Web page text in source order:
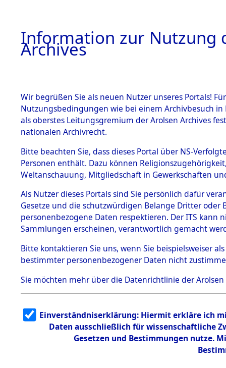
BESTÄNDE
1.
Inhaftierungsdoku
mente
1.2.9 Beim ITS
Effekten
1.2.9.1
Effekten aus
dem KZ
Dachau
1.2.9.2
Effekten aus
dem KZ
Bayerisches
1.2.9.3
Effekten aus
dem KZ
Neuengamm
0008
Information zur Nutzung
Archives
Wir begrüßen Sie als neuen Nutzer unseres Portals!
Nutzungsbedingungen wie bei einem Archivbesuch
als oberstes Leitungsgremium der Arolsen Archives
nationalen Archivrecht.
Bitte beachten Sie, dass dieses Portal über NS-
Personen enthält. Dazu können
Weltanschauung, Mitgliedschaft in Gewerkschaften
Als Nutzer dieses Portals sind Sie persönlich dafür
Gesetze und die schutzwürdigen Belange Dritter
personenbezogene Daten respektieren. Der ITS
Sammlungen erscheinen, verantwortlich gemacht
Bitte kontaktieren Sie uns, wenn Sie beispielsweiser
bestimmter personenbezogener Daten nicht
Sie möchten mehr über die Datenrichtlinie der Arolsen
Einverständniserklärung: Hiermit erkläre ich
Daten ausschließlich für wissenschaftliche
Gesetzen und Bestimmungen nutze.